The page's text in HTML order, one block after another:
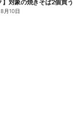
8月10日